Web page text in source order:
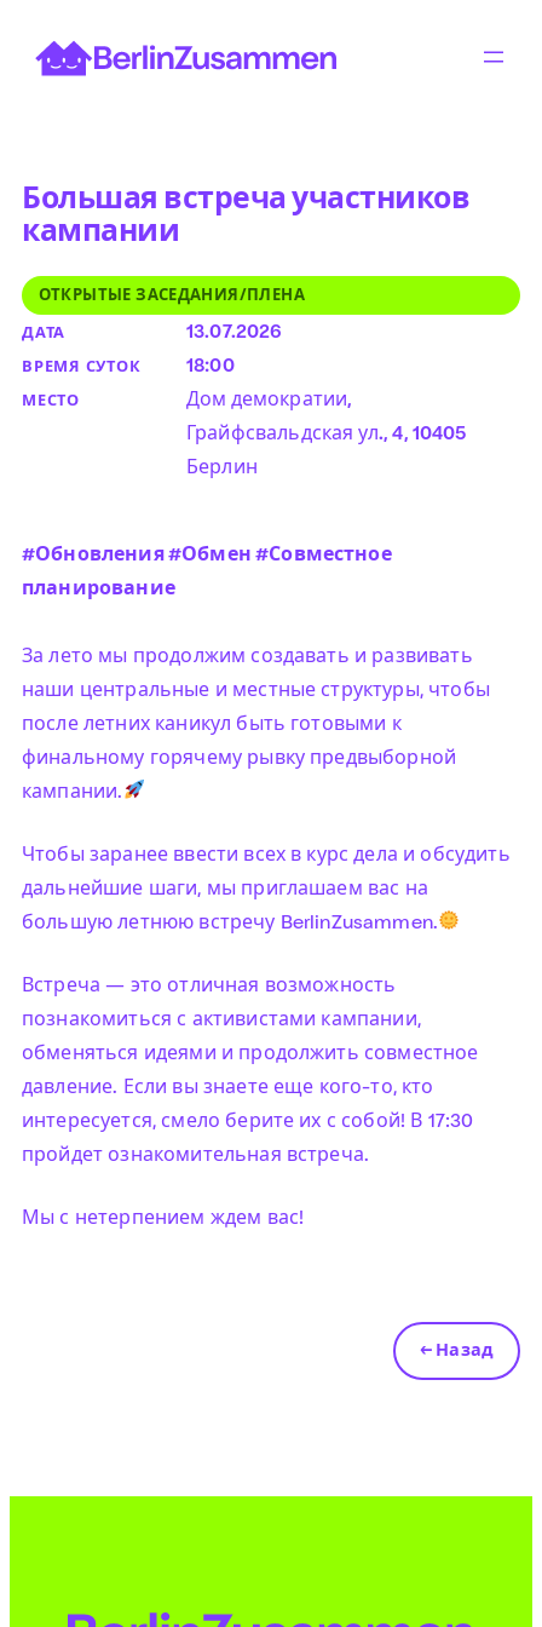
Большая встреча участников
кампании
ОТКРЫТЫЕ ЗАСЕДАНИЯ/ПЛЕНА
ДАТА
13.07.2026
ВРЕМЯ СУТОК 18:00
МЕСТО
Дом демократии,
Грайфсвальдская ул., 4, 10405
Берлин
#Обновления #Обмен #Совместное
планирование
За лето мы продолжим создавать и развивать
наши центральные и местные структуры, чтобы
после летних каникул быть готовыми к
финальному горячему рывку предвыборной
кампании.
Чтобы заранее ввести всех в курс дела и обсудить
дальнейшие шаги, мы приглашаем вас на
большую летнюю встречу BerlinZusammen.
Встреча — это отличная возможность
познакомиться с активистами кампании,
обменяться идеями и продолжить совместное
давление. Если вы знаете еще кого-то, кто
интересуется, смело берите их с собой! В 17:30
пройдет ознакомительная встреча.
Мы с нетерпением ждем вас!
← Назад